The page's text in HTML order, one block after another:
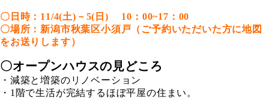
〇日時：11/4(土)－5(日) 10：00~17：00
〇場所：新潟市秋葉区小須戸（ご予約いただいた方に地図
をお送りします）
〇オープンハウスの見どころ
・減築と増築のリノベーション
・1階で生活が完結するほぼ平屋の住まい。